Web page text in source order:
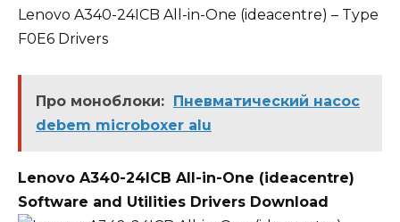
Lenovo A340-24ICB All-in-One (ideacentre) – Type
F0E6 Drivers
Про моноблоки: Пневматический насос
debem microboxer alu
Lenovo A340-24ICB All-in-One (ideacentre)
Software and Utilities Drivers Download